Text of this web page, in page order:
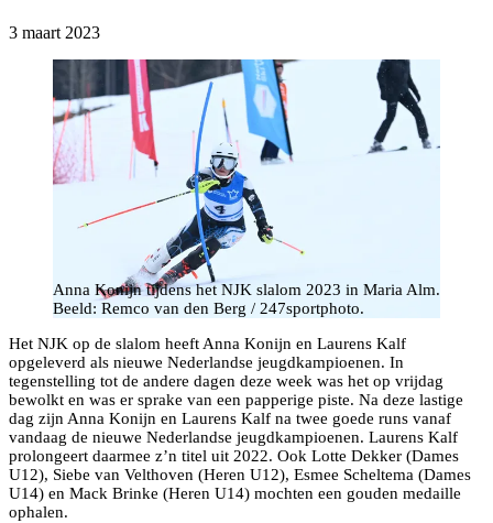
3 maart 2023
Anna Konijn tijdens het NJK slalom 2023 in Maria Alm.
Beeld: Remco van den Berg / 247sportphoto.
Het NJK op de slalom heeft Anna Konijn en Laurens Kalf
opgeleverd als nieuwe Nederlandse jeugdkampioenen. In
tegenstelling tot de andere dagen deze week was het op vrijdag
bewolkt en was er sprake van een papperige piste. Na deze lastige
dag zijn Anna Konijn en Laurens Kalf na twee goede runs vanaf
vandaag de nieuwe Nederlandse jeugdkampioenen. Laurens Kalf
prolongeert daarmee z’n titel uit 2022. Ook Lotte Dekker (Dames
U12), Siebe van Velthoven (Heren U12), Esmee Scheltema (Dames
U14) en Mack Brinke (Heren U14) mochten een gouden medaille
ophalen.